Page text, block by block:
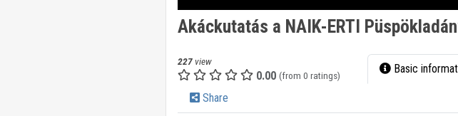
Akáckutatás a NAIK-ERTI
227view
0.00 (from 0 ratings) Basic
Share